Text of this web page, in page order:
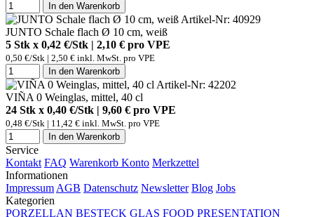
In den Warenkorb
Artikel-Nr: 40929
JUNTO Schale flach Ø 10 cm, weiß
5 Stk x 0,42 €/Stk | 2,10 € pro VPE
0,50 €/Stk | 2,50 € inkl. MwSt. pro VPE
In den Warenkorb
Artikel-Nr: 42202
VIÑA 0 Weinglas, mittel, 40 cl
24 Stk x 0,40 €/Stk | 9,60 € pro VPE
0,48 €/Stk | 11,42 € inkl. MwSt. pro VPE
In den Warenkorb
Service
Kontakt FAQ Warenkorb Konto Merkzettel
Informationen
Impressum AGB Datenschutz Newsletter Blog Jobs
Kategorien
PORZELLAN BESTECK GLAS FOOD PRESENTATION